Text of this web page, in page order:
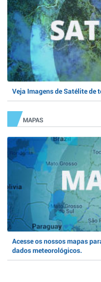
Veja Imagens de Satélite de
MAPAS
Acesse os nossos mapas
dados meteorológicos.